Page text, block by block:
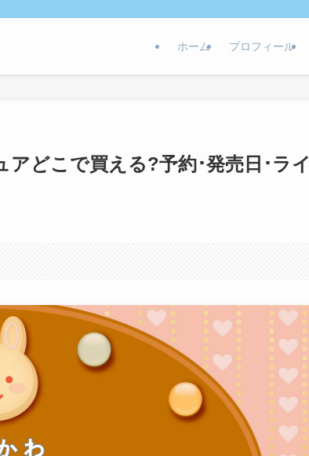
ホーム プロフィール
どこで買える?予約･発売日･ライ